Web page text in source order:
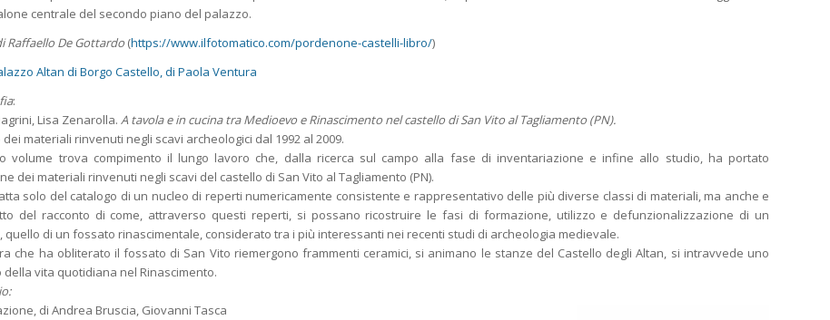
centrale del secondo piano del palazzo.
Raffaello De Gottardo (https://www.ilfotomatico.com/pordenone-castelli-libro/)
Altan di Borgo Castello, di Paola Ventura
:
Lisa Zenarolla. A tavola e in cucina tra Medioevo e Rinascimento nel castello di San Vito al Tagliamento (PN).
dei materiali rinvenuti negli scavi archeologici dal 1992 al 2009.
volume trova compimento il lungo lavoro che, dalla ricerca sul campo alla fase di inventariazione e infine allo studio, ha portato
dei materiali rinvenuti negli scavi del castello di San Vito al Tagliamento (PN).
solo del catalogo di un nucleo di reperti numericamente consistente e rappresentativo delle più diverse classi di materiali, ma anche e
del racconto di come, attraverso questi reperti, si possano ricostruire le fasi di formazione, utilizzo e defunzionalizzazione di un
quello di un fossato rinascimentale, considerato tra i più interessanti nei recenti studi di archeologia medievale.
che ha obliterato il fossato di San Vito riemergono frammenti ceramici, si animano le stanze del Castello degli Altan, si intravvede uno
della vita quotidiana nel Rinascimento.
di Andrea Bruscia, Giovanni Tasca